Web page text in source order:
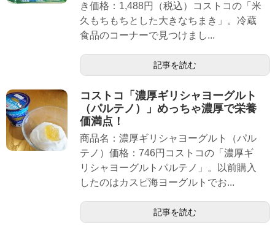
き価格：1,488円（税込）コストコの「米
久もちもちとした大きなちまき」。冷蔵
食品のコーナーで見つけまし...
記事を読む
コストコ「濃厚ギリシャヨーグルト
（パルテノ）」めっちゃ濃厚で栄養
価満点！
商品名：濃厚ギリシャヨーグルト（パル
テノ）価格：746円コストコの「濃厚ギ
リシャヨーグルトパルテノ」。以前購入
したのはカスピ海ヨーグルトでお...
記事を読む